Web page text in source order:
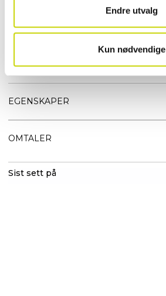
Endre utvalg
Kun nødvendige
• Glidelåslomme utvendig
• To flaskelommer i elastisk netting
EGENSKAPER
OMTALER
Sist sett på